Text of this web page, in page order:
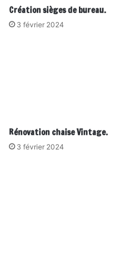
Création sièges de bureau.
3 février 2024
Rénovation chaise Vintage.
3 février 2024